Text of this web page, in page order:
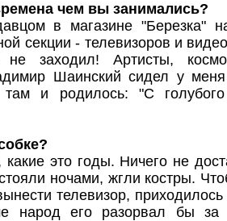
чем вы занимались?
в магазине "Березка"
секции - телевизоров и
заходил! Артисты,
Шаинский сидел у
и родилось: "С голубого
это годы. Ничего не
ночами, жгли костры.
телевизор,
народ его разорвал бы за